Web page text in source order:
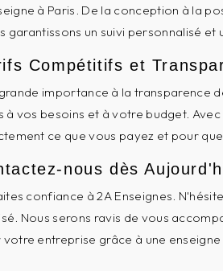
à Paris. De la conception à la
garantissons un suivi personnalisé et
Compétitifs et
importance à la transparence
vos besoins et à votre budget.
ce que vous payez et pour
nous dès
confiance à 2A Enseignes.
Nous serons ravis de vous
entreprise grâce à une